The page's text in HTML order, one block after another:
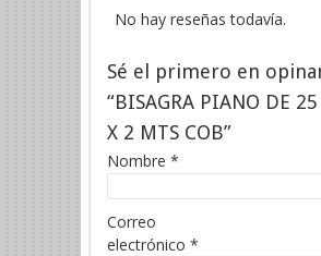
No hay reseñas todavía.
Sé el primero en
“BISAGRA PIANO DE
X 2 MTS COB”
Nombre *
Correo
electrónico *